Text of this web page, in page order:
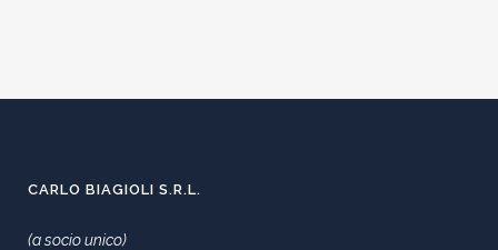
CARLO BIAGIOLI S.R.L.
(a socio unico)